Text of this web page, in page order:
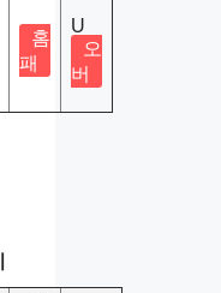
홈
패
U
오
버